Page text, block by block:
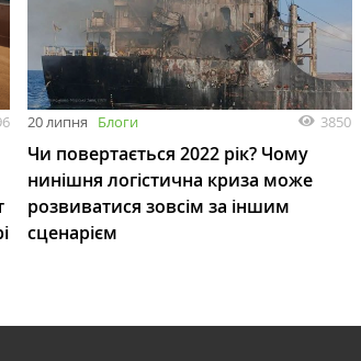
20 липня Блоги 3850
Чи повертається 2022 рік? Чому
нинішня логістична криза може
розвиватися зовсім за іншим
сценарієм